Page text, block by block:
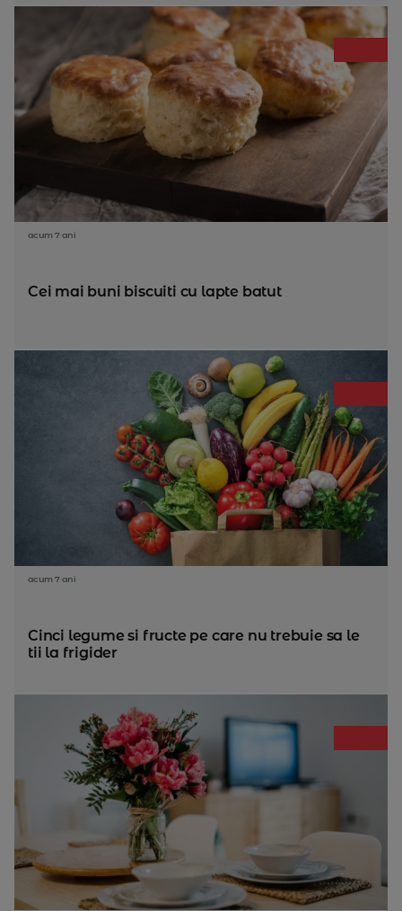
acum 7 ani
Cei mai buni biscuiti cu lapte batut
acum 7 ani
Cinci legume si fructe pe care nu trebuie sa le
tii la frigider